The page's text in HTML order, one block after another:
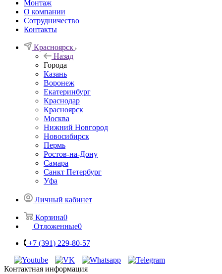
Монтаж
О компании
Сотрудничество
Контакты
Красноярск
Назад
Города
Казань
Воронеж
Екатеринбург
Краснодар
Красноярск
Москва
Нижний Новгород
Новосибирск
Пермь
Ростов-на-Дону
Самара
Санкт Петербург
Уфа
Личный кабинет
Корзина0
Отложенные0
+7 (391) 229-80-57
Контактная информация